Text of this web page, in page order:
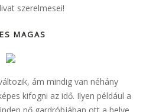
szerelmesei!
MAGAS
ám mindig van néhány
kifogni az idő. Ilyen például a